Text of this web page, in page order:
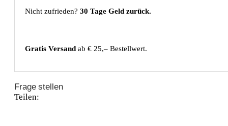
Nicht zufrieden? 30 Tage Geld zurück.
Gratis Versand ab € 25,– Bestellwert.
Frage stellen
Teilen: